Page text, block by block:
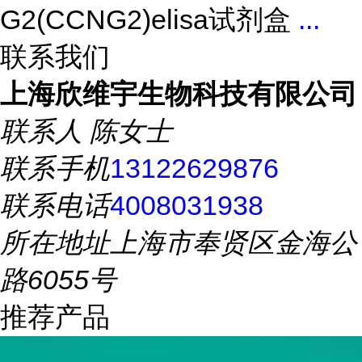
G2(CCNG2)elisa试剂盒 ...
联系我们
上海欣维宇生物科技有限公司
联系人 陈女士
联系手机13122629876
联系电话4008031938
所在地址上海市奉贤区金海公
路6055号
推荐产品